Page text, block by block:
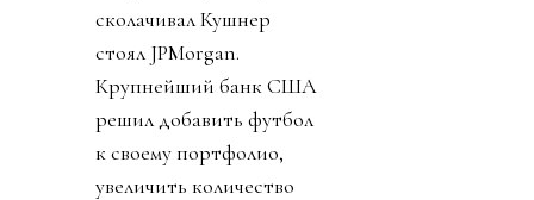
сколачивал Кушнер
стоял JPMorgan.
Крупнейший банк США
решил добавить футбол
к своему портфолио,
увеличить количество